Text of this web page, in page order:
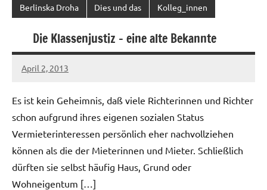
Berlinska Droha Dies und das Kolleg_innen
Die Klassenjustiz – eine alte Bekannte
April 2, 2013
Ilja
Es ist kein Geheimnis, daß viele Richterinnen und Richter
schon aufgrund ihres eigenen sozialen Status
Vermieterinteressen persönlich eher nachvollziehen
können als die der Mieterinnen und Mieter. Schließlich
dürften sie selbst häufig Haus, Grund oder
Wohneigentum […]